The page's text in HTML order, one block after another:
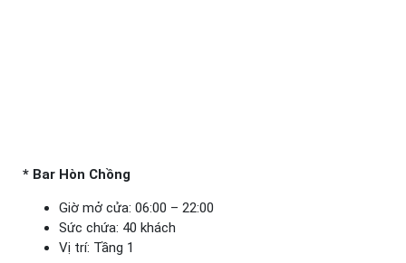
* Bar Hòn Chồng
Giờ mở cửa: 06:00 – 22:00
Sức chứa: 40 khách
Vị trí: Tầng 1